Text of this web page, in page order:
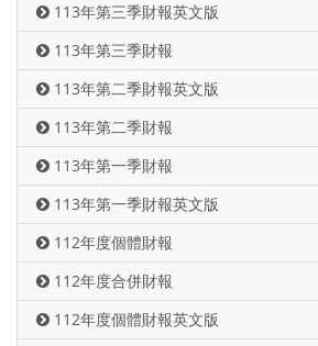
113年第三季財報英文版
113年第三季財報
113年第二季財報英文版
113年第二季財報
113年第一季財報
113年第一季財報英文版
112年度個體財報
112年度合併財報
112年度個體財報英文版